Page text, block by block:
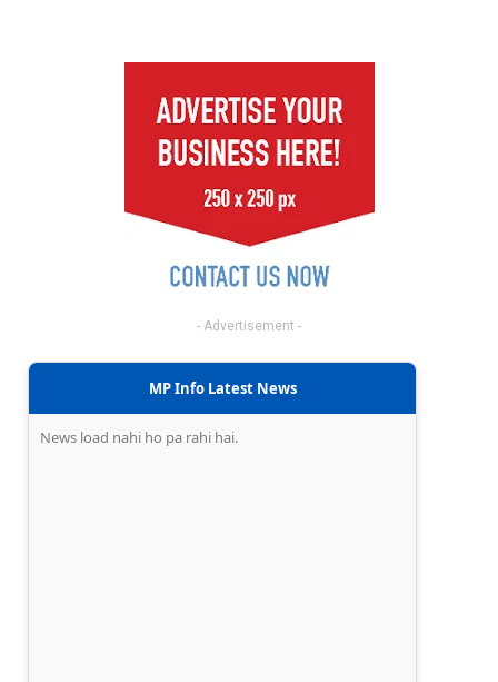
- Advertisement -
MP Info Latest News
News load nahi ho pa rahi hai.